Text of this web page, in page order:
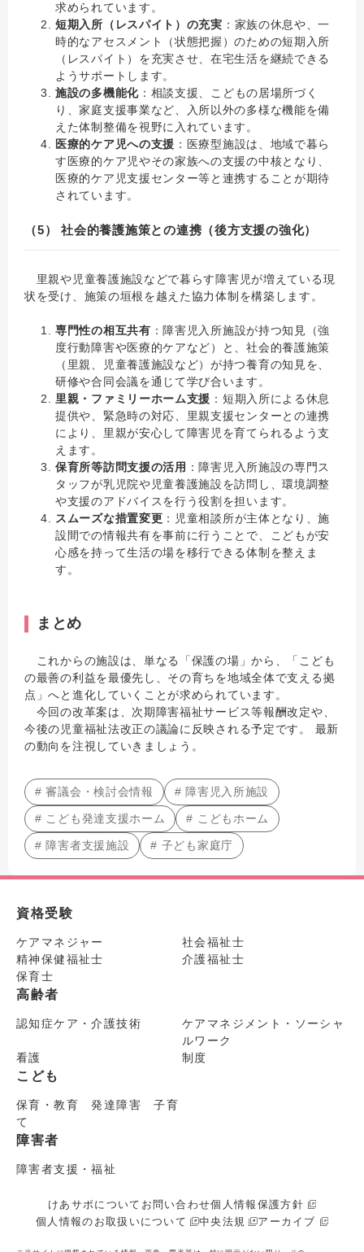
求められています。
短期入所（レスパイト）の充実 ：家族の休息や、一
時的なアセスメント（状態把握）のための短期入所
（レスパイト）を充実させ、在宅生活を継続できる
ようサポートします。
施設の多機能化：相談支援、こどもの居場所づく
り、家庭支援事業など、入所以外の多様な機能を備
えた体制整備を視野に入れています。
医療的ケア児への支援 ：医療型施設は、地域で暮ら
す医療的ケア児やその家族への支援の中核となり、
医療的ケア児支援センター等と連携することが期待
されています。
（5） 社会的養護施策との連携（後方支援の強化）
里親や児童養護施設などで暮らす障害児が増えている現
状を受け、施策の垣根を越えた協力体制を構築します。
専門性の相互共有 ：障害児入所施設が持つ知見（強
度行動障害や医療的ケアなど）と、社会的養護施策
（里親、児童養護施設など）が持つ養育の知見を、
研修や合同会議を通じて学び合います。
里親・ファミリーホーム支援 ：短期入所による休息
提供や、緊急時の対応、里親支援センターとの連携
により、里親が安心して障害児を育てられるよう支
えます。
保育所等訪問支援の活用 ：障害児入所施設の専門ス
タッフが乳児院や児童養護施設を訪問し、環境調整
や支援のアドバイスを行う役割を担います。
スムーズな措置変更 ：児童相談所が主体となり、施
設間での情報共有を事前に行うことで、こどもが安
心感を持って生活の場を移行できる体制を整えま
す。
まとめ
これからの施設は、単なる「保護の場」から、「こども
の最善の利益を最優先し、その育ちを地域全体で支える拠
点」へと進化していくことが求められています。
今回の改革案は、次期障害福祉サービス等報酬改定や、
今後の児童福祉法改正の議論に反映される予定です。 最新
の動向を注視していきましょう。
# 審議会・検討会情報 # 障害児入所施設
# こども発達支援ホーム # こどもホーム
# 障害者支援施設 # 子ども家庭庁
資格受験
ケアマネジャー
社会福祉士
精神保健福祉士
介護福祉士
保育士
高齢者
認知症ケア・介護技術
ケアマネジメント・ソーシャ
ルワーク
看護
制度
こども
保育・教育 発達障害 子育
て
障害者
障害者支援・福祉
けあサポについて お問い合わせ個人情報保護方針
個人情報のお取扱いについて
中央法規 アーカイブ